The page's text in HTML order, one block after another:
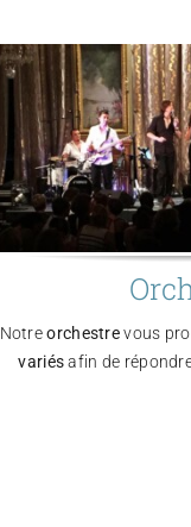
Notreorchestrevous
variésafin de